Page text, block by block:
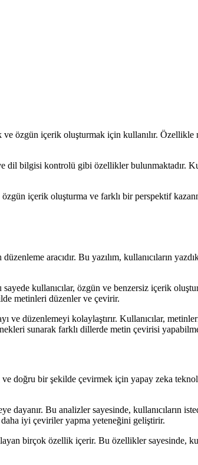
özgün içerik oluşturmak için kullanılır. Özellikle
dil bilgisi kontrolü gibi özellikler bulunmaktadır.
içerik oluşturma ve farklı bir perspektif
aracıdır. Bu yazılım, kullanıcıların
kullanıcılar, özgün ve benzersiz içerik
metinleri düzenler ve çevirir.
ve düzenlemeyi kolaylaştırır. Kullanıcılar,
sunarak farklı dillerde metin çevirisi
doğru bir şekilde çevirmek için yapay zeka
dayanır. Bu analizler sayesinde, kullanıcıların
iyi çeviriler yapma yeteneğini geliştirir.
birçok özellik içerir. Bu özellikler sayesinde,